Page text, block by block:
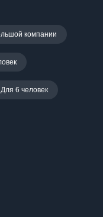
компании
Для 6 человек